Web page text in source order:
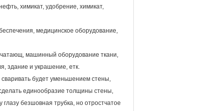
химикат, удобрение, химикат,
медицинское оборудование,
машинный оборудование ткани,
здание и украшение, етк.
будет уменьшением стены,
единообразие толщины стены,
безшовная трубка, но отростчатое